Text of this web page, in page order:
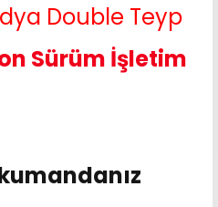
Double Teyp
Sürüm İşletim